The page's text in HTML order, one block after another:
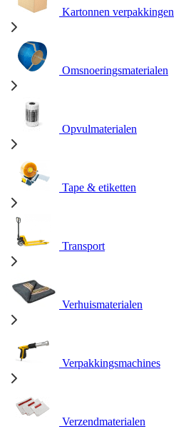
Kartonnen verpakkingen
Omsnoeringsmaterialen
Opvulmaterialen
Tape & etiketten
Transport
Verhuismaterialen
Verpakkingsmachines
Verzendmaterialen